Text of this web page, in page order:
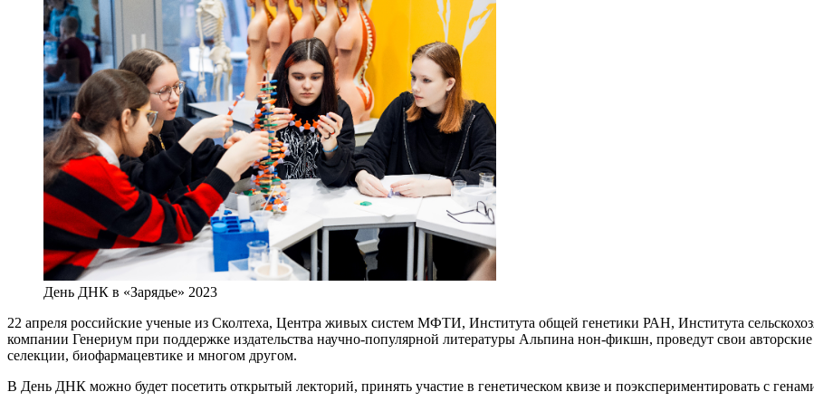
День ДНК в «Зарядье» 2023
22 апреля российские ученые из Сколтеха, Центра живых систем МФТИ, Института общей генетики РАН, Института
компании Генериум при поддержке издательства научно-популярной литературы Альпина нон-фикшн, проведут свои
селекции, биофармацевтике и многом другом.
В День ДНК можно будет посетить открытый лекторий, принять участие в генетическом квизе и поэкспериментировать с